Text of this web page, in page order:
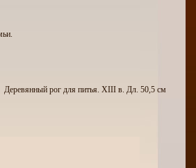
Деревянный рог для питья. XIII в. Дл. 50,5 см